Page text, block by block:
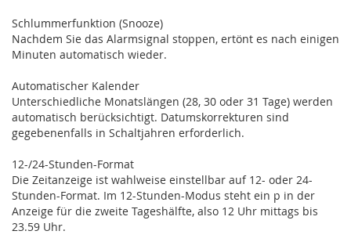
Schlummerfunktion (Snooze)
Nachdem Sie das Alarmsignal stoppen, ertönt es nach einigen
Minuten automatisch wieder.
Automatischer Kalender
Unterschiedliche Monatslängen (28, 30 oder 31 Tage) werden
automatisch berücksichtigt. Datumskorrekturen sind
gegebenenfalls in Schaltjahren erforderlich.
12-/24-Stunden-Format
Die Zeitanzeige ist wahlweise einstellbar auf 12- oder 24-
Stunden-Format. Im 12-Stunden-Modus steht ein p in der
Anzeige für die zweite Tageshälfte, also 12 Uhr mittags bis
23.59 Uhr.